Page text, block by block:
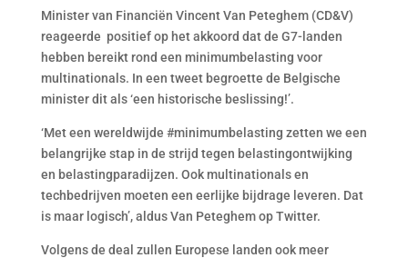
Minister van Financiën Vincent Van Peteghem (CD&V)
reageerde positief op het akkoord dat de G7-landen
hebben bereikt rond een minimumbelasting voor
multinationals. In een tweet begroette de Belgische
minister dit als ‘een historische beslissing!’.
‘Met een wereldwijde #minimumbelasting zetten we een
belangrijke stap in de strijd tegen belastingontwijking
en belastingparadijzen. Ook multinationals en
techbedrijven moeten een eerlijke bijdrage leveren. Dat
is maar logisch’, aldus Van Peteghem op Twitter.
Volgens de deal zullen Europese landen ook meer